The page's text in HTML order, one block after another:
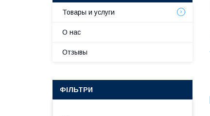
Товары и услуги
О нас
Отзывы
ФІЛЬТРИ